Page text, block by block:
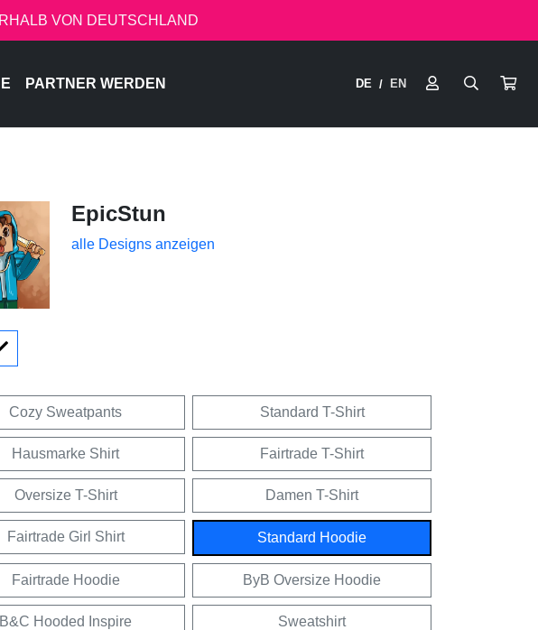
VON DEUTSCHLAND
PARTNER WERDEN DE / EN
EpicStun
alle Designs anzeigen
Cozy Sweatpants Standard T-Shirt
Hausmarke Shirt Fairtrade T-Shirt
Oversize T-Shirt Damen T-Shirt
Fairtrade Girl Shirt Standard Hoodie
Fairtrade Hoodie ByB Oversize Hoodie
B&C Hooded Inspire Sweatshirt